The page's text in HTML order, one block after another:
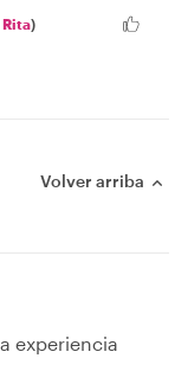
Rita)
Volver arriba
experiencia